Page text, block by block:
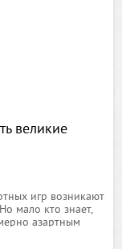
великие
игр возникают
мало кто знает,
азартным